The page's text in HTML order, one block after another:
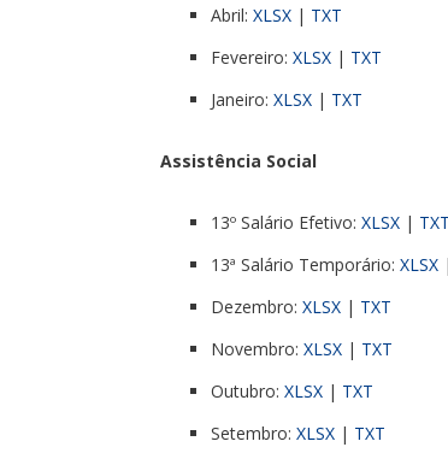
Abril: XLSX | TXT
Fevereiro: XLSX | TXT
Janeiro: XLSX | TXT
Assistência Social
13º Salário Efetivo: XLSX | TXT
13ª Salário Temporário: XLSX |
Dezembro: XLSX | TXT
Novembro: XLSX | TXT
Outubro: XLSX | TXT
Setembro: XLSX | TXT